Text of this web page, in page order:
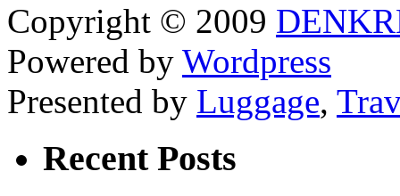
Copyright © 2009
Powered by Wordpress
Presented by Luggage,
Recent Posts